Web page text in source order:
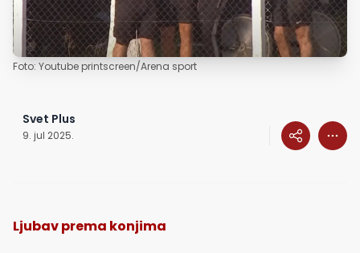
Foto: Youtube printscreen/Arena sport
Svet Plus
9. jul 2025.
Ljubav prema konjima